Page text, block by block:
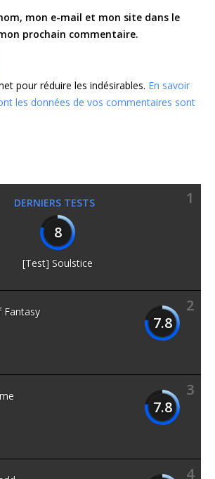
mon e-mail et mon site dans le
prochain commentaire.
pour réduire les indésirables. En savoir
les données de vos commentaires sont
DERNIERS TESTS
1
8
[Test] Soulstice
2
7.8
Fantasy
3
7.8
4